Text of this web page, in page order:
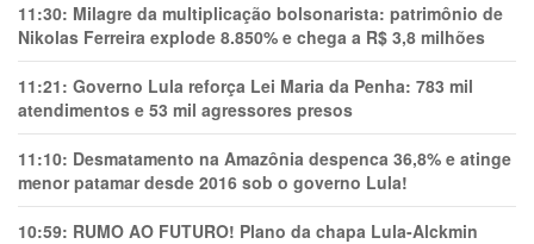
11:30: Milagre da multiplicação bolsonarista: patrimônio de
Nikolas Ferreira explode 8.850% e chega a R$ 3,8 milhões
11:21: Governo Lula reforça Lei Maria da Penha: 783 mil
atendimentos e 53 mil agressores presos
11:10: Desmatamento na Amazônia despenca 36,8% e atinge
menor patamar desde 2016 sob o governo Lula!
10:59: RUMO AO FUTURO! Plano da chapa Lula-Alckmin